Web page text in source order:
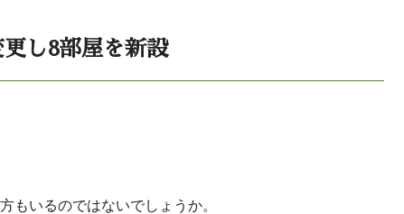
し8部屋を新設
もいるのではないでしょうか。